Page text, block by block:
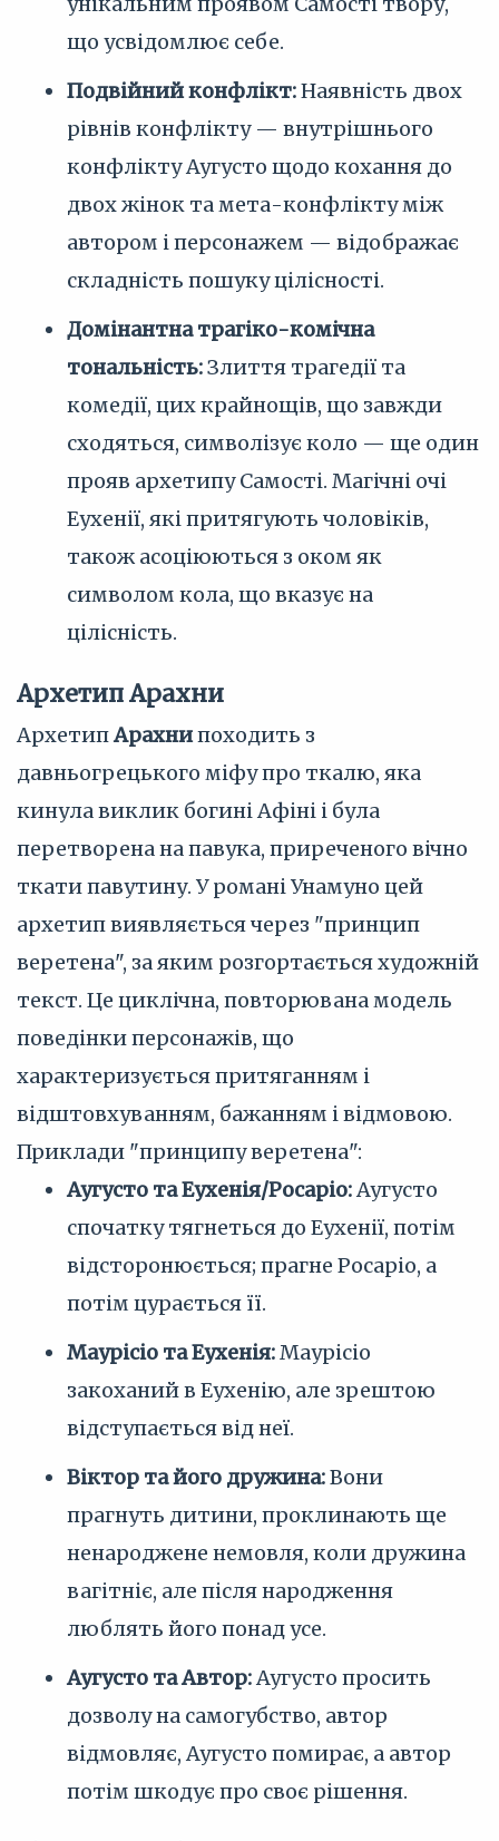
що усвідомлює себе.
Подвійний конфлікт:Наявність двох
рівнів конфлікту — внутрішнього
конфлікту Аугусто щодо кохання до
двох жінок та мета-конфлікту між
автором і персонажем — відображає
складність пошуку цілісності.
Домінантна трагіко-комічна
тональність:Злиття трагедії та
комедії, цих крайнощів, що завжди
сходяться, символізує коло — ще один
прояв архетипу Самості. Магічні очі
Еухенії, які притягують чоловіків,
також асоціюються з оком як
символом кола, що вказує на
цілісність.
Архетип Арахни
АрхетипАрахнипоходить з
давньогрецького міфу про ткалю, яка
кинула виклик богині Афіні і була
перетворена на павука, приреченого вічно
ткати павутину. У романі Унамуно цей
архетип виявляється через "принцип
веретена", за яким розгортається художній
текст. Це циклічна, повторювана модель
поведінки персонажів, що
характеризується притяганням і
відштовхуванням, бажанням і відмовою.
Приклади "принципу веретена":
Аугусто та Еухенія/Росаріо:Аугусто
спочатку тягнеться до Еухенії, потім
відсторонюється; прагне Росаріо, а
потім цурається її.
Маурісіо та Еухенія:Маурісіо
закоханий в Еухенію, але зрештою
відступається від неї.
Віктор та його дружина:Вони
прагнуть дитини, проклинають ще
ненароджене немовля, коли дружина
вагітніє, але після народження
люблять його понад усе.
Аугусто та Автор:Аугусто просить
дозволу на самогубство, автор
відмовляє, Аугусто помирає, а автор
потім шкодує про своє рішення.